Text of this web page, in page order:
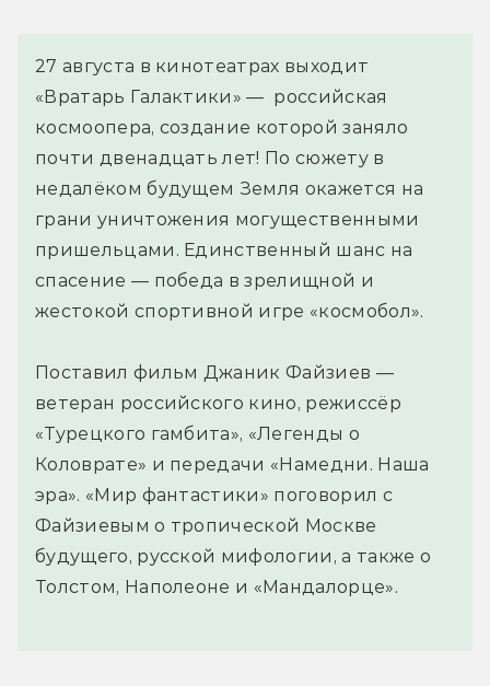
27 августа в кинотеатрах выходит
«Вратарь Галактики» — российская
космоопера, создание которой заняло
почти двенадцать лет! По сюжету в
недалёком будущем Земля окажется на
грани уничтожения могущественными
пришельцами. Единственный шанс на
спасение — победа в зрелищной и
жестокой спортивной игре «космобол».
Поставил фильм Джаник Файзиев —
ветеран российского кино, режиссёр
«Турецкого гамбита», «Легенды о
Коловрате» и передачи «Намедни. Наша
эра». «Мир фантастики» поговорил с
Файзиевым о тропической Москве
будущего, русской мифологии, а также о
Толстом, Наполеоне и «Мандалорце».